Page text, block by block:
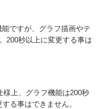
ですが、グラフ描画やテ
200秒以上に変更する事は
様上、グラフ機能は200秒
る事はできません。